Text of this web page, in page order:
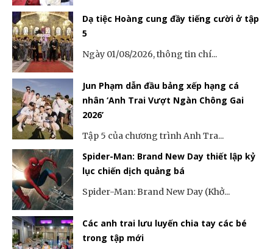
Dạ tiệc Hoàng cung đầy tiếng cười ở tập
5
Ngày 01/08/2026, thông tin chí...
Jun Phạm dẫn đầu bảng xếp hạng cá
nhân ‘Anh Trai Vượt Ngàn Chông Gai
2026’
Tập 5 của chương trình Anh Tra...
Spider-Man: Brand New Day thiết lập kỷ
lục chiến dịch quảng bá
Spider-Man: Brand New Day (Khở...
Các anh trai lưu luyến chia tay các bé
trong tập mới